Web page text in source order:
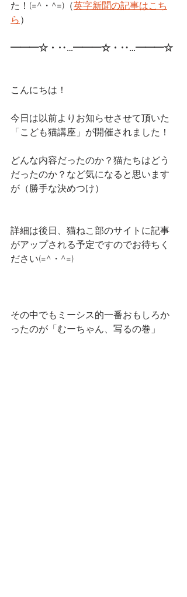
た！(=^・^=)（英字新聞の記事はこち
ら）
━━━☆・‥…━━━☆・‥…━━━☆
こんにちは！
今日は以前よりお知らせさせて頂いた
「こども猫講座」が開催されました！
どんな内容だったのか？猫たちはどう
だったのか？など気になると思います
が（勝手な決めつけ）
詳細は後日、猫ねこ部のサイトに記事
がアップされる予定ですのでお待ちく
ださい(=^・^=)
その中でもミーシス的一番おもしろか
ったのが「むーちゃん、写るの巻」